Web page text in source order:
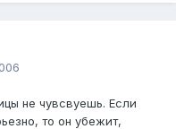
не чувсвуешь. Если
то он убежит,